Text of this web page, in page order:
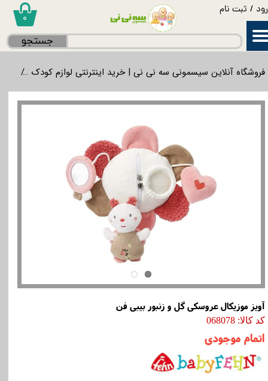
/ ثبت نام
حساب کاربری من
۰
جستجو
فروشگاه آنلاین سیسمونی سه نی نی | خرید اینترنتی لوازم کودک
آویز موزیکال عروسکی گل و زنبور بیبی فن
کد کالا: 068078
اتمام موجودی